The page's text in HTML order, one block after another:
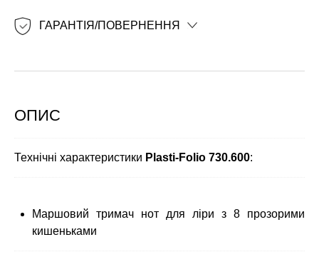
ГАРАНТІЯ/ПОВЕРНЕННЯ
ОПИС
Технічні характеристики Plasti-Folio 730.600:
Маршовий тримач нот для ліри з 8 прозорими
кишеньками